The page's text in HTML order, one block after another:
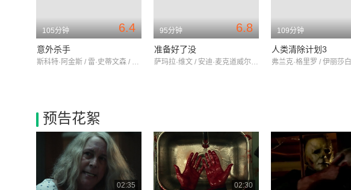
6.4
105分钟
意外杀手
斯科特·阿金斯 / 雷·史蒂文森 / 阿什丽·格林尼
6.8
95分钟
准备好了没
萨玛拉·维文 / 安迪·麦克道威尔 / 马克·奥布莱恩
109分钟
人类清除计划3
预告花絮
02:35 02:30